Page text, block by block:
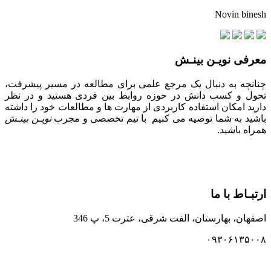
Novin binesh
معرفی نویـن بینـش
چنانچه به دنبال یک مرجع علمی برای مطالعه در مسیر پیشرفت،
تحول و کسب دانش در حوزه روابط بین فردی هستید و در نظر
دارید امکان استفاده کاربردی از مهارت ها و مطالعات خود را داشته
باشید به شما توصیه می کنیم با تیم تخصصی و مجربنویـن بینـش
همراه باشید.
ارتبـاط با ما
اصفهان، بهارستان، الفت شرقی، عترت 5، پ 346
۰۹۳۰۶۱۳۵۰۰۸